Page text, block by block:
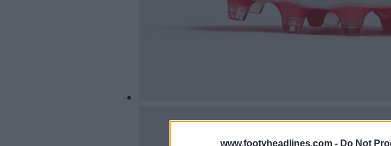
www.footyheadlines.com - Do Not